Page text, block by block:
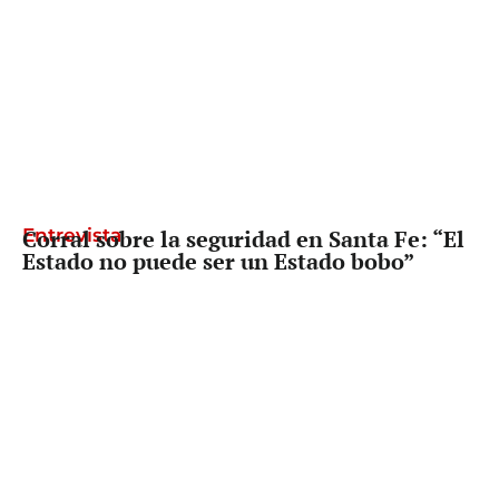
Entrevista
Corral sobre la seguridad en Santa Fe: “El
Estado no puede ser un Estado bobo”